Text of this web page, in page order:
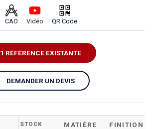
CAO Vidéo QR Code
1 RÉFÉRENCE EXISTANTE
DEMANDER UN DEVIS
STOCK MATIÈRE FINITION